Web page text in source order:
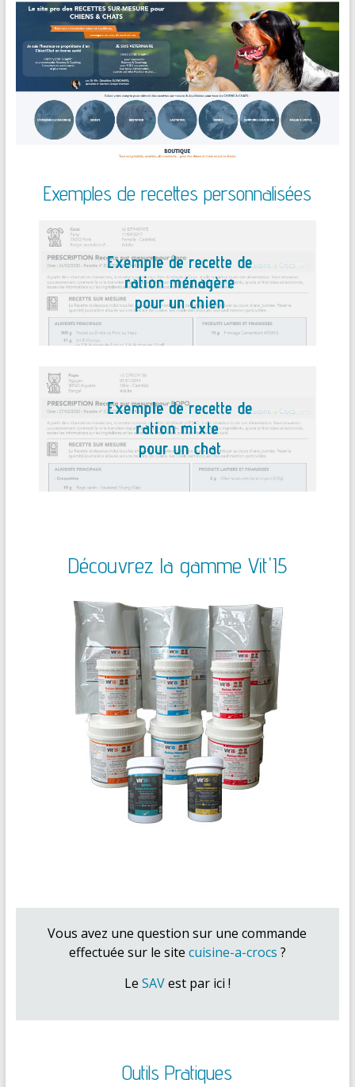
Exemples de recettes personnalisées
Découvrez la gamme Vit'I5
Vous avez une question sur une commande
effectuée sur le site cuisine-a-crocs ?
Le SAVest par ici !
Outils Pratiques